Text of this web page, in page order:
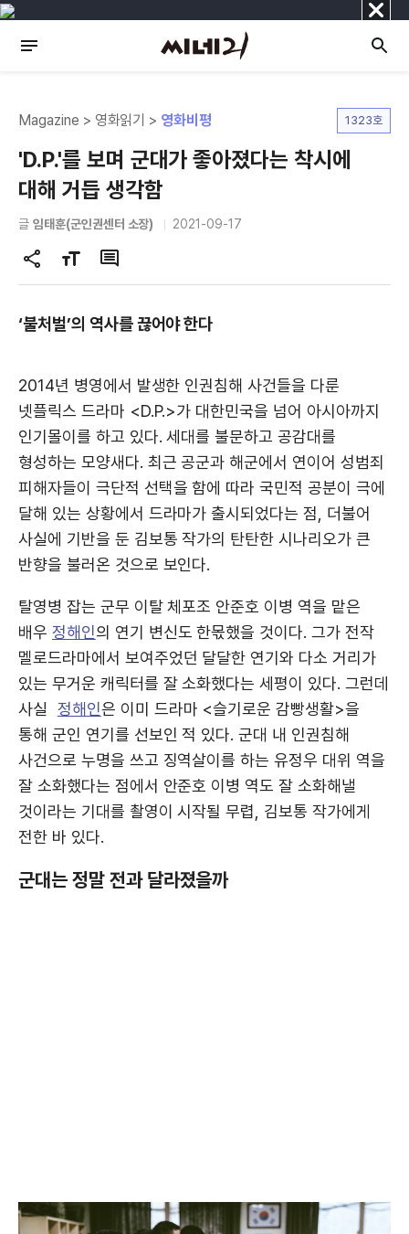
닫
기
Magazine > 영화읽기 > 영화비평 1323호
'D.P.'를 보며 군대가 좋아졌다는 착시에
대해 거듭 생각함
글 임태훈(군인권센터 소장) 2021-09-17
공
유
기
글
자
기
댓
글
‘불처벌’의 역사를 끊어야 한다
2014년 병영에서 발생한 인권침해 사건들을 다룬
넷플릭스 드라마 <D.P.>가 대한민국을 넘어 아시아까지
인기몰이를 하고 있다. 세대를 불문하고 공감대를
형성하는 모양새다. 최근 공군과 해군에서 연이어 성범죄
피해자들이 극단적 선택을 함에 따라 국민적 공분이 극에
달해 있는 상황에서 드라마가 출시되었다는 점, 더불어
사실에 기반을 둔 김보통 작가의 탄탄한 시나리오가 큰
반향을 불러온 것으로 보인다.
탈영병 잡는 군무 이탈 체포조 안준호 이병 역을 맡은
배우 정해인의 연기 변신도 한몫했을 것이다. 그가 전작
멜로드라마에서 보여주었던 달달한 연기와 다소 거리가
있는 무거운 캐릭터를 잘 소화했다는 세평이 있다. 그런데
사실
정해인은 이미 드라마 <슬기로운 감빵생활>을
통해 군인 연기를 선보인 적 있다. 군대 내 인권침해
사건으로 누명을 쓰고 징역살이를 하는 유정우 대위 역을
잘 소화했다는 점에서 안준호 이병 역도 잘 소화해낼
것이라는 기대를 촬영이 시작될 무렵, 김보통 작가에게
전한 바 있다.
군대는 정말 전과 달라졌을까